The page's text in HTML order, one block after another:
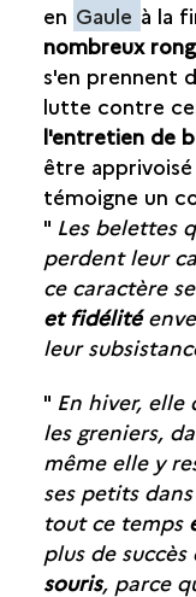
LA PÊCHE
VIANDE ET
LA TABLE ET LE
ARTISANAT
LES ÉCHANGES
en Gaule à la
nombreux
s'en prennent
lutte contre
l'entretien de
être
témoigne un
" Les belettes
perdent leur
ce caractère
et fidélité
leur
" En hiver,
les greniers,
même elle y
ses petits
tout ce temps
plus de
souris, parce